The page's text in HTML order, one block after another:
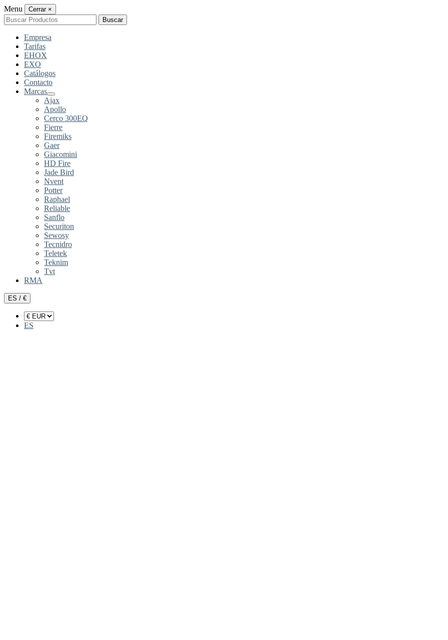
Menu Cerrar ×
Buscar
por:
Buscar
Empresa
Tarifas
EHOX
EXO
Catálogos
Contacto
Marcas
Ajax
Apollo
Cerco 300EQ
Fierre
Firemiks
Gaer
Giacomini
HD Fire
Jade Bird
Nvent
Potter
Raphael
Reliable
Sanflo
Securiton
Sewosy
Tecnidro
Teletek
Teknim
Tvt
RMA
ES / €
ES